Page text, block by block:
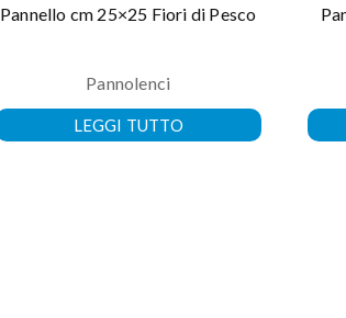
Pannello cm 25×25 Fiori di Pesco
Pannolenci
LEGGI TUTTO